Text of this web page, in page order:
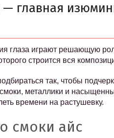
главная
глаза играют решающую
строится вся
так, чтобы
металлики и
времени на растушевку.
смоки айс